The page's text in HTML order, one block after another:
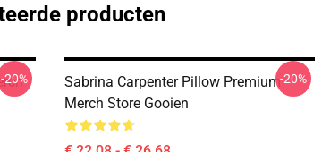
producten
-20%
Sabrina Carpenter Pillow Premium
Merch Store Gooien
-20%